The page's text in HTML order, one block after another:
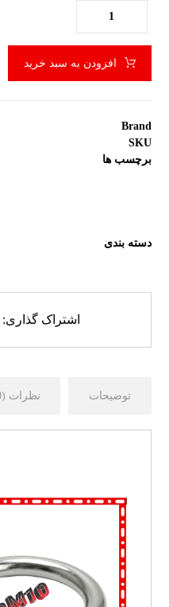
افزودن به سبد خرید
Brand
SKU
برچسب ها
دسته بندی
توضیحات نظرات (0)